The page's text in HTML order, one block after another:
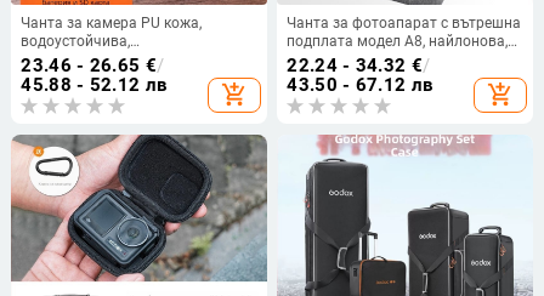
Чанта за камера PU кожа,
водоустойчива,
износоустойчива, презрамкова
(портативна чанта за камера)
23.46 - 26.65 €/
45.88 - 52.12 лв
add_shopping_cart
Чанта за фотоапарат с вътрешна
подплата модел A8, найлонова,
водоустойчива, износоустойчива
и удароустойчива, за
безогледални и DSLR камери
(едно тяло, два обектива)
22.24 - 34.32 €/
43.50 - 67.12 лв
add_shopping_cart